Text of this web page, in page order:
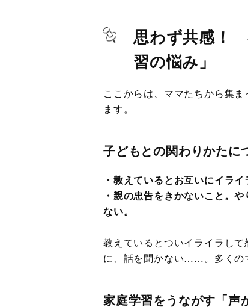
思わず共感！
習の悩み」
ここからは、ママたちから集
ます。
子どもとの関わりかたに
・教えているとお互いにイライ
・親の忠告をきかないこと。
ない。
教えているとついイライラし
に、話を聞かない……。多くの
家庭学習をうながす「声